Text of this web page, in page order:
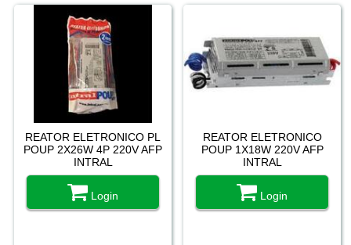
REATOR ELETRONICO PL
POUP 2X26W 4P 220V AFP
INTRAL
Login
REATOR ELETRONICO
POUP 1X18W 220V AFP
INTRAL
Login